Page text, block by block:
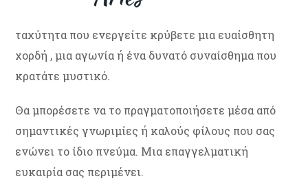
ταχύτητα που ενεργείτε κρύβετε μια ευαίσθητη
χορδή , μια αγωνία ή ένα δυνατό συναίσθημα που
κρατάτε μυστικό.
Θα μπορέσετε να το πραγματοποιήσετε μέσα από
σημαντικές γνωριμίες ή καλούς φίλους που σας
ενώνει το ίδιο πνεύμα. Μια επαγγελματική
ευκαιρία σας περιμένει.